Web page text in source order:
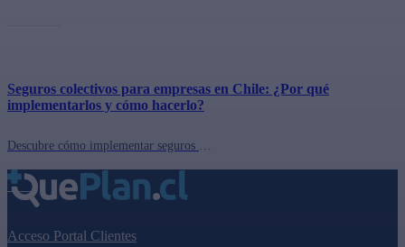
Seguros colectivos para empresas en Chile: ¿Por qué
implementarlos y cómo hacerlo?
Acceso Portal Clientes